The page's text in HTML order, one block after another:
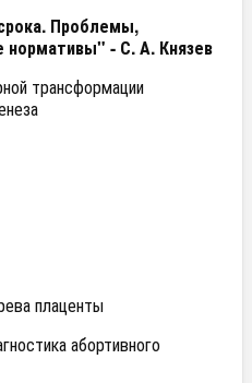
Проблемы,
- С. А. Князев
трансформации
плаценты
абортивного